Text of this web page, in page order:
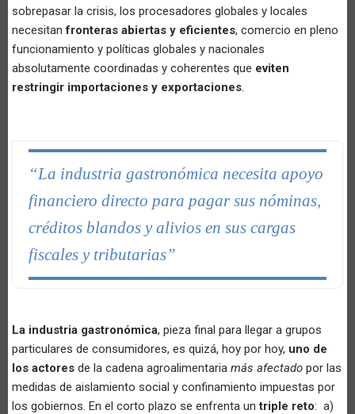
sobrepasar la crisis, los procesadores globales y locales
necesitanfronteras abiertas y eficientes, comercio en pleno
funcionamiento y políticas globales y nacionales
absolutamente coordinadas y coherentes que eviten
restringir importaciones y exportaciones.
“La industria gastronómica necesita apoyo
financiero directo para pagar sus nóminas,
créditos blandos y alivios en sus cargas
fiscales y tributarias”
La industria gastronómica, pieza final para llegar a grupos
particulares de consumidores, es quizá, hoy por hoy, uno de
los actores de la cadena agroalimentaria más afectado por las
medidas de aislamiento social y confinamiento impuestas por
los gobiernos. En el corto plazo se enfrenta un triple reto: a)